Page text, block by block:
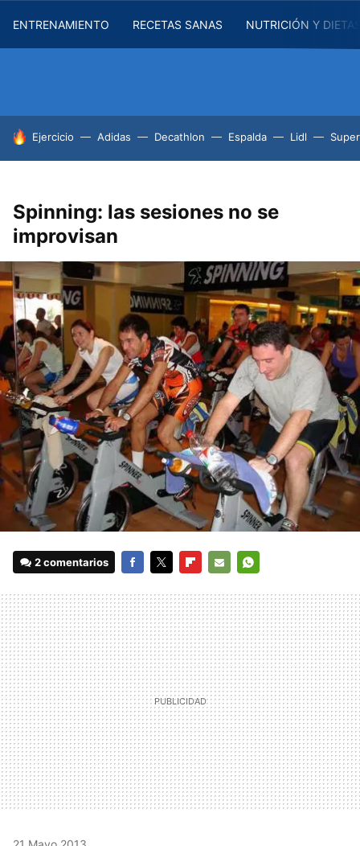
ENTRENAMIENTO RECETAS SANAS NUTRICIÓN Y
HOY SE HABLA DE
Ejercicio Adidas Decathlon Espalda Lidl
Spinning: las sesiones no se
improvisan
2 comentarios
MAIL